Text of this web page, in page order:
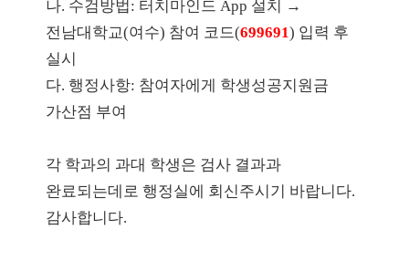
나. 수검방법: 터치마인드 App 설치 →
전남대학교(여수) 참여 코드(699691) 입력 후
실시
다. 행정사항: 참여자에게 학생성공지원금
가산점 부여
각 학과의 과대 학생은 검사 결과과
완료되는데로 행정실에 회신주시기 바랍니다.
감사합니다.